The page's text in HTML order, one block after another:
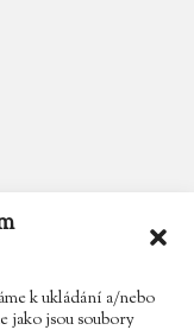
k ukládání a/nebo
jako jsou soubory